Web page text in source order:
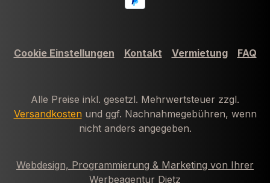
Cookie Einstellungen Kontakt Vermietung FAQ
Alle Preise inkl. gesetzl. Mehrwertsteuer zzgl.
Versandkosten und ggf. Nachnahmegebühren, wenn
nicht anders angegeben.
Webdesign, Programmierung & Marketing von Ihrer
Werbeagentur Dietz